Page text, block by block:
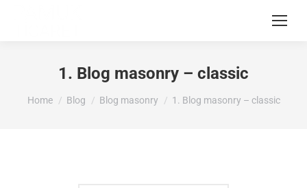
1. Blog masonry – classic
You are here:
Home Blog Blog masonry 1. Blog masonry – classic